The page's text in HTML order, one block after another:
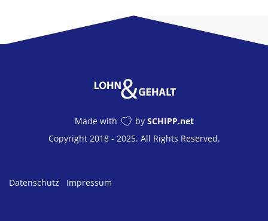
Made with by SCHIPP.net
Copyright 2018 - 2025. All Rights Reserved.
Datenschutz Impressum